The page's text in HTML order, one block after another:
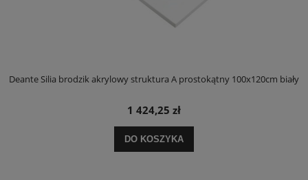
Deante Silia brodzik akrylowy struktura A prostokątny 100x120cm biały
1 424,25 zł
DO KOSZYKA